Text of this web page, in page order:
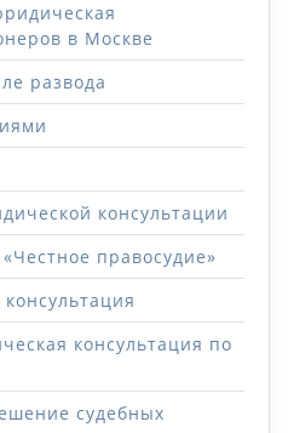
в Москве
развода
консультации
правосудие»
консультация по
судебных